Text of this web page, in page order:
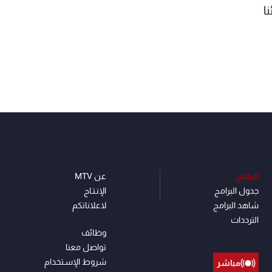
البرامج
جدول البرامج
شاهد البرامج
الترددات
مباشر
عن MTV
الإنـتـاج
لاعلاناتكم
وظائف
تواصل معنا
شروط الإسـتخدام